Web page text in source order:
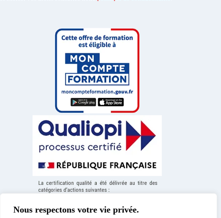
Nous respectons votre vie privée.